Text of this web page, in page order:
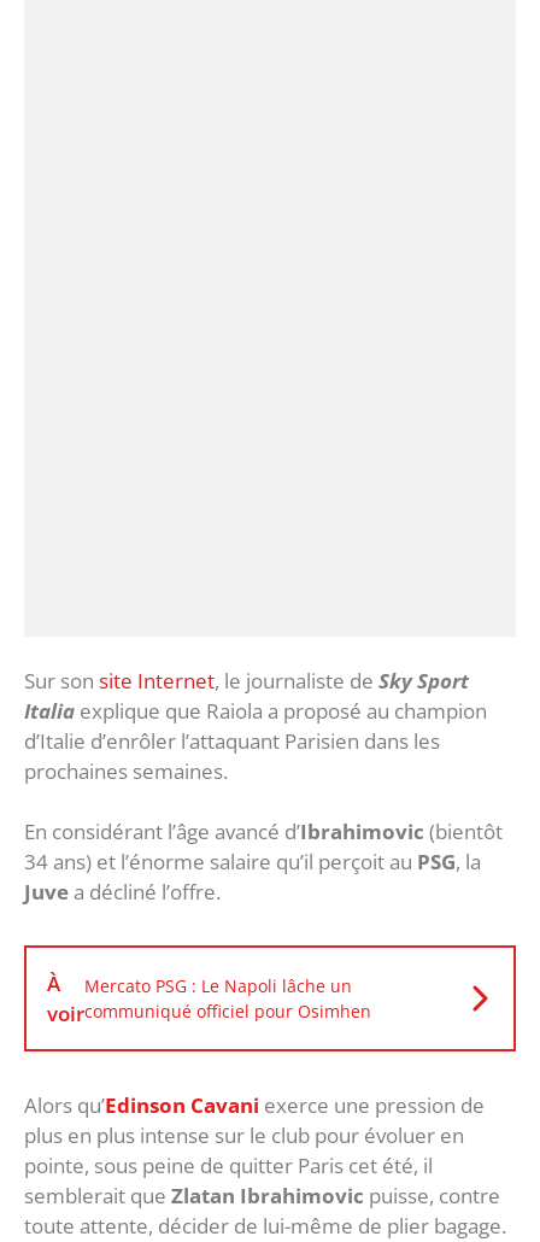
Sur son site Internet, le journaliste de Sky Sport
Italia explique que Raiola a proposé au champion
d’Italie d’enrôler l’attaquant Parisien dans les
prochaines semaines.
En considérant l’âge avancé d’Ibrahimovic (bientôt
34 ans) et l’énorme salaire qu’il perçoit au PSG, la
Juvea décliné l’offre.
À
voir
Mercato PSG : Le Napoli lâche un
communiqué officiel pour Osimhen
Alors qu’Edinson Cavani exerce une pression de
plus en plus intense sur le club pour évoluer en
pointe, sous peine de quitter Paris cet été, il
semblerait que Zlatan Ibrahimovic puisse, contre
toute attente, décider de lui-même de plier bagage.